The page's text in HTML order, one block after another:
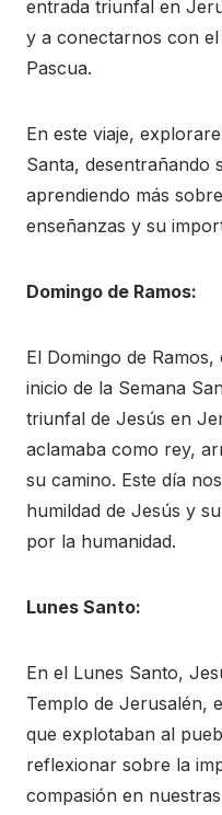
entrada triunfal en
y a conectarnos con
Pascua.
En este viaje,
Santa, desentrañando
aprendiendo más
enseñanzas y su
Domingo de Ramos:
El Domingo de
inicio de la Semana
triunfal de Jesús en
aclamaba como rey,
su camino. Este día
humildad de Jesús y
por la humanidad.
Lunes Santo:
En el Lunes Santo,
Templo de Jerusalén,
que explotaban al
reflexionar sobre la
compasión en